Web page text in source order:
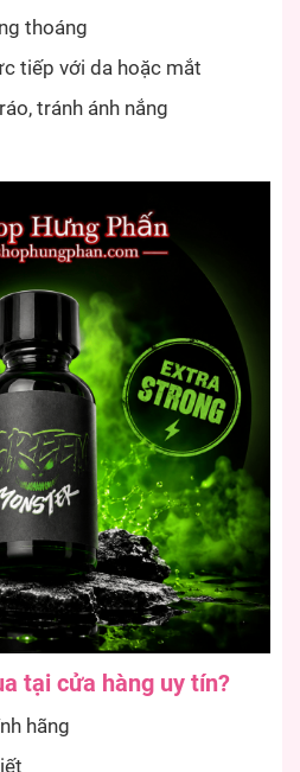
thoáng
tiếp với da hoặc mắt
tránh ánh nắng
tại cửa hàng uy tín?
hãng